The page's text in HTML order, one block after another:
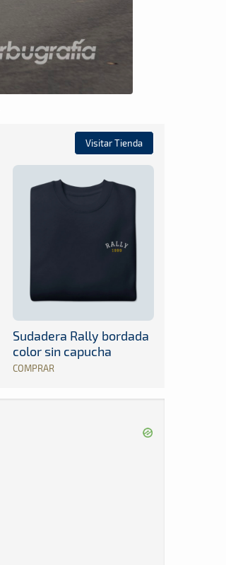
Visitar Tienda
Sudadera Rally bordada
color sin capucha
COMPRAR